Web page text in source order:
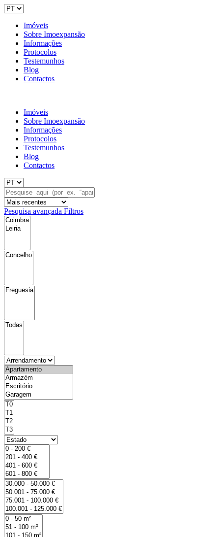
Imóveis
Sobre Imoexpansão
Informações
Protocolos
Testemunhos
Blog
Contactos
Imóveis
Sobre Imoexpansão
Informações
Protocolos
Testemunhos
Blog
Contactos
Pesquisa avançada Filtros